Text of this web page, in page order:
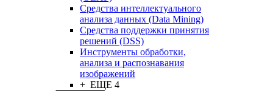
Средства интеллектуального
анализа данных (Data Mining)
Средства поддержки принятия
решений (DSS)
Инструменты обработки,
анализа и распознавания
изображений
+ ЕЩЕ 4